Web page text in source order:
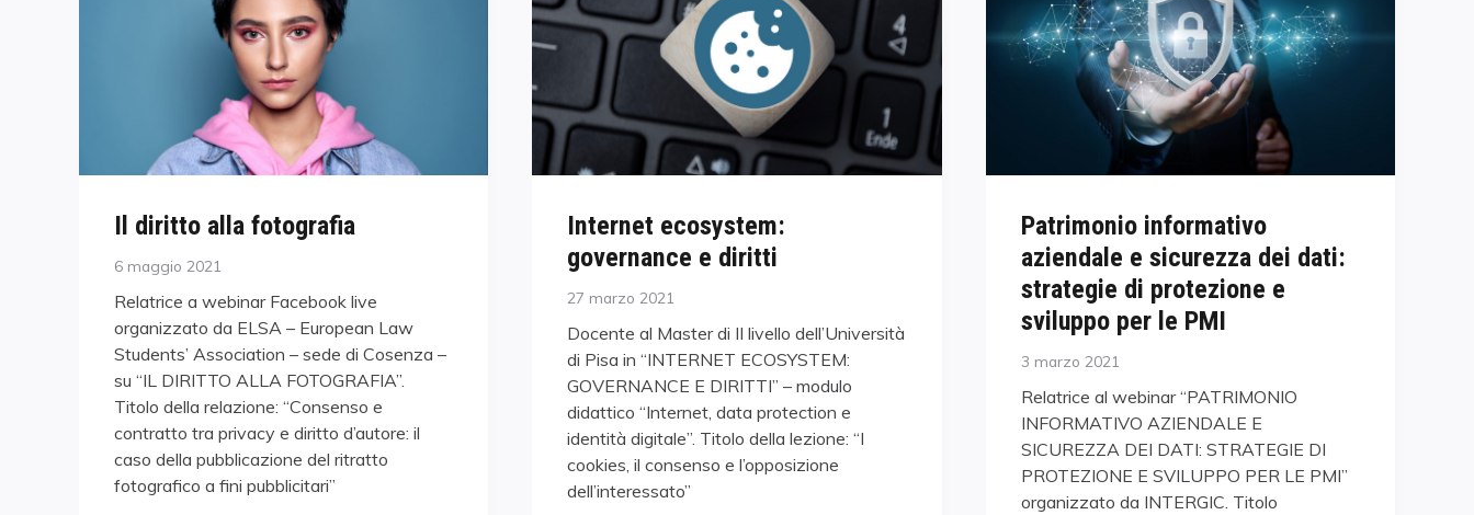
Il diritto alla fotografia
Posted
6 maggio 2021
Relatrice a webinar Facebook live
organizzato da ELSA – European Law
Students’ Association – sede di Cosenza –
su “IL DIRITTO ALLA FOTOGRAFIA”.
Titolo della relazione: “Consenso e
contratto tra privacy e diritto d’autore: il
caso della pubblicazione del ritratto
fotografico a fini pubblicitari”
Internet ecosystem:
governance e diritti
Posted
27 marzo 2021
Docente al Master di II livello dell’Università
di Pisa in “INTERNET ECOSYSTEM:
GOVERNANCE E DIRITTI” – modulo
didattico “Internet, data protection e
identità digitale”. Titolo della lezione: “I
cookies, il consenso e l’opposizione
dell’interessato”
Patrimonio informativo
aziendale e sicurezza dei dati:
strategie di protezione e
sviluppo per le PMI
Posted
3 marzo 2021
Relatrice al webinar “PATRIMONIO
INFORMATIVO AZIENDALE E
SICUREZZA DEI DATI: STRATEGIE DI
PROTEZIONE E SVILUPPO PER LE PMI”
organizzato da INTERGIC. Titolo